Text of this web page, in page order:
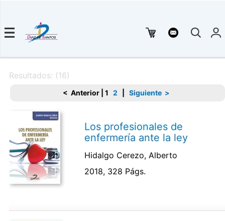
Resultados: (16)
< Anterior| 1 2 Siguiente >
Los profesionales de
enfermería ante la ley
Hidalgo Cerezo, Alberto
2018, 328 Págs.